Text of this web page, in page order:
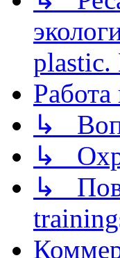
plastic.
↳
↳
↳